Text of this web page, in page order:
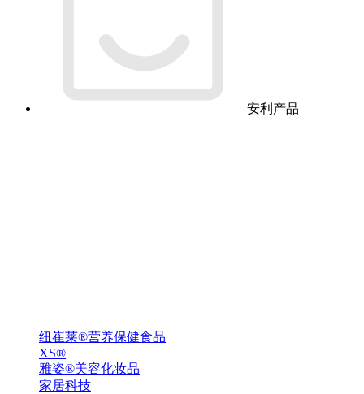
安利产品
纽崔莱®营养保健食品
XS®
雅姿®美容化妆品
家居科技